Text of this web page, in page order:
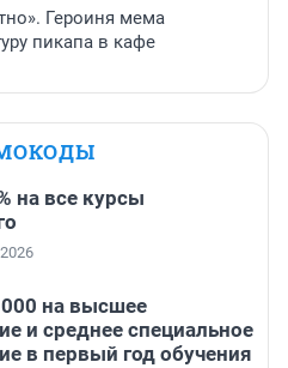
Героиня мема
пикапа в кафе
на все курсы
на высшее
и среднее специальное
в первый год обучения